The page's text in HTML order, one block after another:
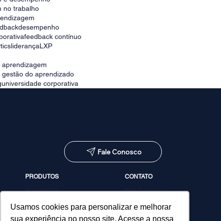
Usamos cookies para personalizar e melhorar
sua experiência no nosso site. Acesse a nossa
no trabalho
desempenho
feedback contínuo
liderançaLXP
do aprendizado
universidade corporativa
Fale Conosco
PRODUTOS
PowerMinds
Estúdio de Conteúdos
MicroPower Classes
Consultoria
CONTATO
Fale Conosco